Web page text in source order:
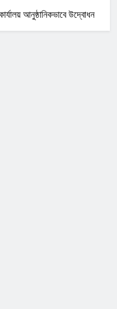
আনুষ্ঠানিকভাবে উদ্বোধন